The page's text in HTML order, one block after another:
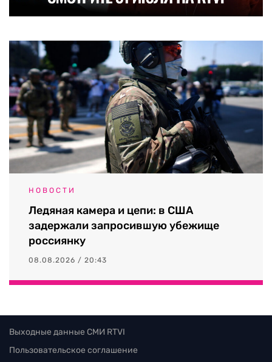
НОВОСТИ
Ледяная камера и цепи: в США
задержали запросившую убежище
россиянку
08.08.2026 / 20:43
Выходные данные СМИ RTVI
Пользовательское соглашение